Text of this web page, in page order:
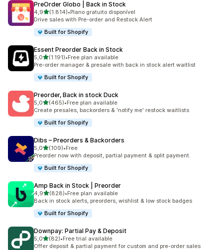
PreOrder Globo | Back in Stock
4,9de 5 estrelas
(1.814)
1814 total de avaliações
•Plano gratuito disponível
Drive sales with Pre-order and Restock Alert
Built for Shopify
Essent Preorder Back in Stock
5,0de 5 estrelas
(1.191)
1191 total de avaliações
•Free plan available
Pre-order manager & presale with back in stock alert waitlist
Built for Shopify
Preorder, Back in stock Duck
5,0de 5 estrelas
(465)
465 total de avaliações
•Free plan available
Create presales, backorders & 'notify me' restock waitlists
Built for Shopify
Dibs – Preorders & Backorders
5,0de 5 estrelas
(109)
109 total de avaliações
•Free
Preorder now with deposit, partial payment & split payment.
Built for Shopify
Amp Back in Stock | Preorder
4,9de 5 estrelas
(828)
828 total de avaliações
•Free plan available
Back in stock alerts, preorders, wishlist & low stock badges
Built for Shopify
Downpay: Partial Pay & Deposit
5,0de 5 estrelas
(82)
82 total de avaliações
•Free trial available
Offer deposit & partial payment for custom and pre-order sales